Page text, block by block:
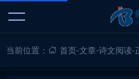
当前位置： 首页-文章-诗文阅读-